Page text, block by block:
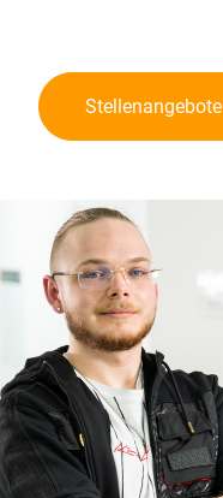
Stellenangebote